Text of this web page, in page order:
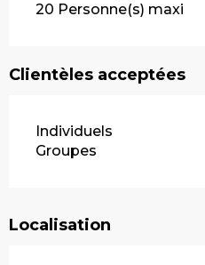
20 Personne(s) maxi
Clientèles acceptées
Individuels
Groupes
Localisation